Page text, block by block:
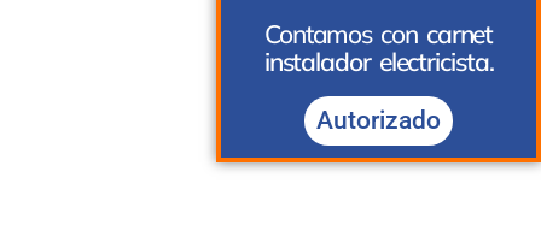
Contamos concarnet
instalador electricista.
Autorizado